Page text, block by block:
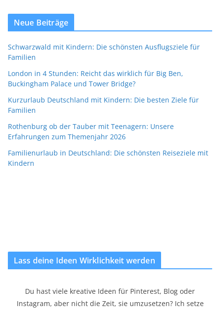
Neue Beiträge
Schwarzwald mit Kindern: Die schönsten Ausflugsziele für
Familien
London in 4 Stunden: Reicht das wirklich für Big Ben,
Buckingham Palace und Tower Bridge?
Kurzurlaub Deutschland mit Kindern: Die besten Ziele für
Familien
Rothenburg ob der Tauber mit Teenagern: Unsere
Erfahrungen zum Themenjahr 2026
Familienurlaub in Deutschland: Die schönsten Reiseziele mit
Kindern
Lass deine Ideen Wirklichkeit werden
Du hast viele kreative Ideen für Pinterest, Blog oder
Instagram, aber nicht die Zeit, sie umzusetzen? Ich setze